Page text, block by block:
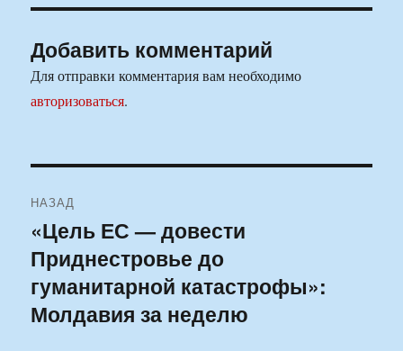
Добавить комментарий
Для отправки комментария вам необходимо
авторизоваться.
по
записям
НАЗАД
Предыдущая
запись:
«Цель ЕС — довести
Приднестровье до
гуманитарной катастрофы»:
Молдавия за неделю